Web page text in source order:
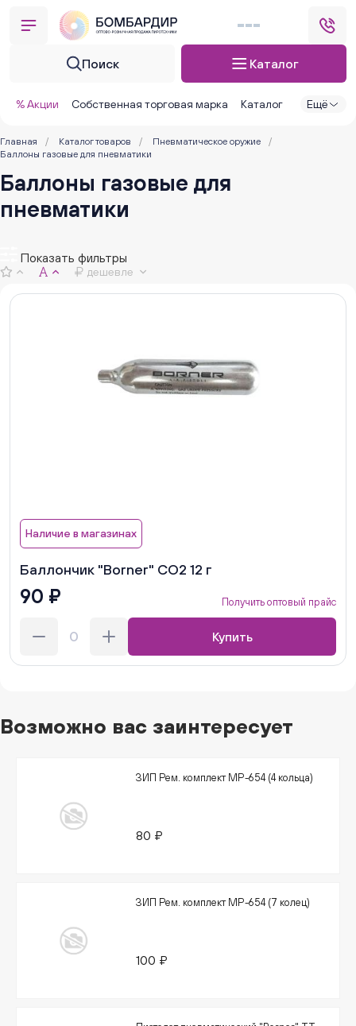
Поиск Каталог
% Акции Собственная торговая марка Каталог Ещё
Главная / Каталог товаров / Пневматическое оружие
/
Баллоны газовые для пневматики
Баллоны газовые для
пневматики
Показать фильтры
дешевле
Наличие в магазинах
Баллончик "Borner" СО2 12 г
90 ₽ Получить оптовый прайс
Купить
Возможно вас заинтересует
ЗИП Рем. комплект МР-654 (4 кольца)
80 ₽
ЗИП Рем. комплект МР-654 (7 колец)
100 ₽